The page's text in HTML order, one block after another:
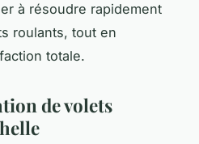
à résoudre rapidement
roulants, tout en
totale.
de volets